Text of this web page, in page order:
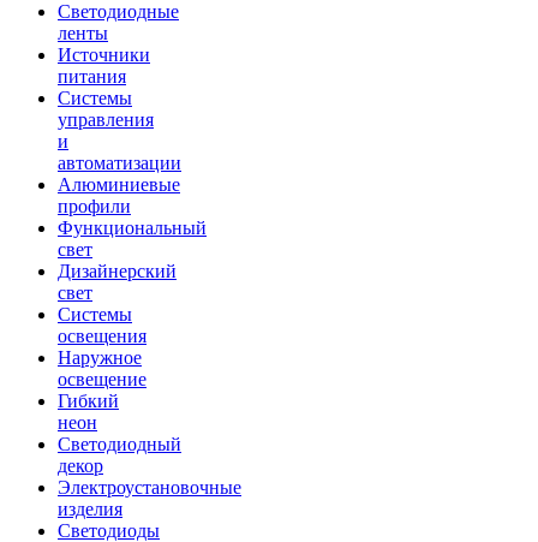
Светодиодные
ленты
Источники
питания
Системы
управления
и
автоматизации
Алюминиевые
профили
Функциональный
свет
Дизайнерский
свет
Системы
освещения
Наружное
освещение
Гибкий
неон
Светодиодный
декор
Электроустановочные
изделия
Светодиоды